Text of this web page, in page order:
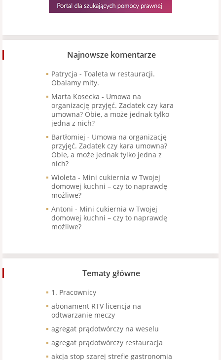
Najnowsze komentarze
Patrycja - Toaleta w restauracji.
Obalamy mity.
Marta Kosecka - Umowa na
organizację przyjęć. Zadatek czy kara
umowna? Obie, a może jednak tylko
jedna z nich?
Bartłomiej - Umowa na organizację
przyjęć. Zadatek czy kara umowna?
Obie, a może jednak tylko jedna z
nich?
Wioleta - Mini cukiernia w Twojej
domowej kuchni – czy to naprawdę
możliwe?
Antoni - Mini cukiernia w Twojej
domowej kuchni – czy to naprawdę
możliwe?
Tematy główne
1. Pracownicy
abonament RTV licencja na
odtwarzanie meczy
agregat prądotwórczy na weselu
agregat prądotwórczy restauracja
akcja stop szarej strefie gastronomia